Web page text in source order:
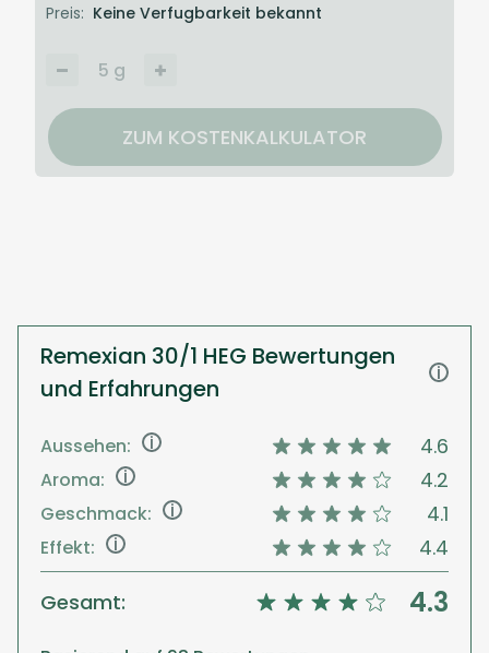
Preis: Keine Verfugbarkeit bekannt
5 g
ZUM KOSTENKALKULATOR
Remexian 30/1 HEG Bewertungen
und Erfahrungen
i
Aussehen: i 4.6
Aroma: i 4.2
Geschmack: i 4.1
Effekt: i
4.4
Gesamt:
4.3